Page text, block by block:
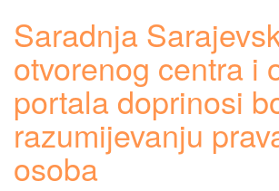
Saradnja
otvorenog centra i
portala doprinosi
razumijevanju
osoba